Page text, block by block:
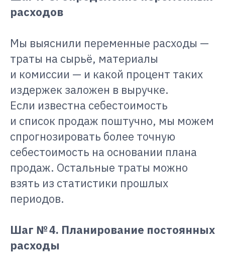
расходов
Мы выяснили переменные расходы —
траты на сырьё, материалы
и комиссии — и какой процент таких
издержек заложен в выручке.
Если известна себестоимость
и список продаж поштучно, мы можем
спрогнозировать более точную
себестоимость на основании плана
продаж. Остальные траты можно
взять из статистики прошлых
периодов.
Шаг № 4. Планирование постоянных
расходы